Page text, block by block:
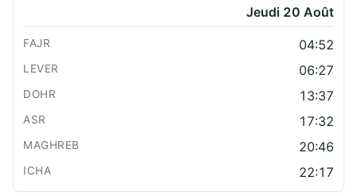
Jeudi 20 Août
04:52
06:27
13:37
17:32
20:46
22:17